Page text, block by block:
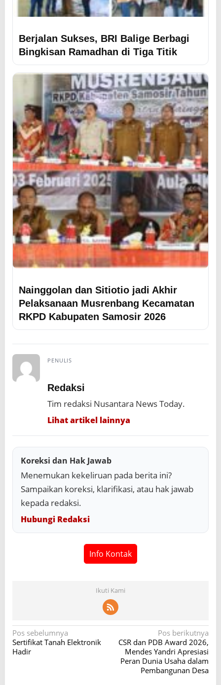
Berjalan Sukses, BRI Balige Berbagi
Bingkisan Ramadhan di Tiga Titik
Nainggolan dan Sitiotio jadi Akhir
Pelaksanaan Musrenbang Kecamatan
RKPD Kabupaten Samosir 2026
PENULIS
Redaksi
Tim redaksi Nusantara News Today.
Lihat artikel lainnya
Koreksi dan Hak Jawab
Menemukan kekeliruan pada berita ini?
Sampaikan koreksi, klarifikasi, atau hak jawab
kepada redaksi.
Hubungi Redaksi
Info Kontak
Ikuti Kami
N
a
Pos sebelumnya
Sertifikat Tanah Elektronik
Hadir
Pos berikutnya
CSR dan PDB Award 2026,
Mendes Yandri Apresiasi
Peran Dunia Usaha dalam
Pembangunan Desa